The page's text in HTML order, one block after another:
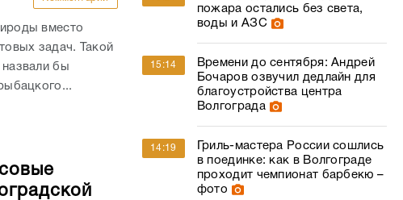
вместо
задач. Такой
бы
пожара остались без света,
воды и АЗС
15:14
Времени до сентября: Андрей
Бочаров озвучил дедлайн для
благоустройства центра
Волгограда
14:19
Гриль-мастера России сошлись
в поединке: как в Волгограде
проходит чемпионат барбекю –
фото